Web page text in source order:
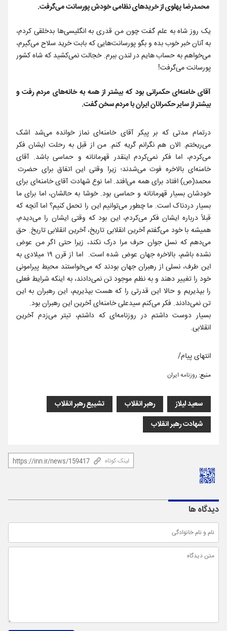
محمدرضا پهلوی از خریدهای نظامی خودش پورسانت می‌گرفت.
یک روز شاه به علم گفت چون من قدری به انگلیسی‌ها بدخلقی کردم،
به آنان خبر خوب بده و بگو پورسانت‌هایی که بابت خرید سلاح می‌گیرم،
می‌خواهم به حساب هایم در لندن ببرم. خجالت نمی‌کشید که شاه کشور
پورسانت می‌گرفت!
آقای خامنه‌ای حکمرانی بود که بیشتر از همه به خانه‌های مردم رفت و
بیشتر از سایر حکمرانان ایران با مردم سخن گفت.
درتمام مدتی که بر پیکر آقای خامنه‌ای نماز خوانده می‌شد اشک
می‌ریختم. الان هم نگرانم گریه کنم. من از قبل به رحلت ایشان فکر
می‌کردم، اما فکر نمی‌کردم اینقدر قهرمانانه و حماسی باشد. آقای
خامنه‌ای بالاخره فوت می‌شدند؛ زیرا وقتی این اتفاق برای حضرت
محمد(ص) افتاد برای همه می‌افتد. اما نوع شهادت آقای خامنه‌ای برای
خودشان بسیار قهرمانانه و حماسی بود. خوشا به حالشان، اما برای ما
بسیار دردناک است. ما چطور می‌توانیم این را تحمل کنیم؟ اما آنچه که
قبلاً درباره ایشان فکر می‌کردم، این بود که وقتی ایشان را می‌دیدم،
همیشه با خود می‌گفتم آخرین انقلابی تاریخ، آخرین انقلابی تاریخ. حق
می‌دهم که نسل جوان حرف مرا درک نکند، زیرا حتی اگر من عوض
نشده باشم، بالاخره جهان عوض شده است. اما از قرن ۱۹ میلادی به
این طرف، نسلی از رهبران جهان بودند که می‌خواستند محیط پیرامونی
خود را تغییر دهند و به نظم موجود تن نمی‌دادند، به اینکه شرایط فعلی
را بپذیریم و حالا این قدرتی را که هست بپذیریم، این رهبران به این
تن نمی‌دادند. فکر می‌کنم سیدعلی خامنه‌ای آخرین این رهبران بود.
بسیار دوست داشتم در روزنامه‌ای که داشتم، تیتر می‌زدم آخرین
انقلابی.
انتهای پیام/
منبع: روزنامه ایران
سعید لیلاز رهبر انقلاب
تشییع رهبر انقلاب
شهادت رهبر انقلاب
لینک کوتاه
دیدگاه ها